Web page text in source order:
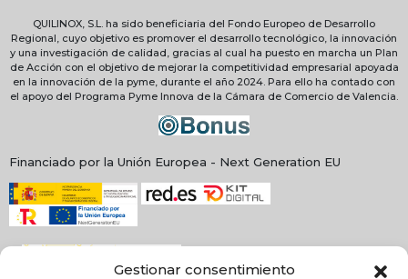
Gestionar consentimiento
QUILINOX, S.L. ha sido beneficiaria del Fondo Europeo de Desarrollo
Regional, cuyo objetivo es promover el desarrollo tecnológico, la innovación
y una investigación de calidad, gracias al cual ha puesto en marcha un Plan
de Acción con el objetivo de mejorar la competitividad empresarial apoyada
en la innovación de la pyme, durante el año 2024. Para ello ha contado con
el apoyo del Programa Pyme Innova de la Cámara de Comercio de Valencia.
Financiado por la Unión Europea - Next Generation EU